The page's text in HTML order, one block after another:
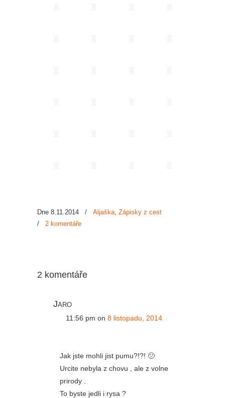
Dne 8.11.2014 / Aljaška, Zápisky z cest
/ 2 komentáře
2 komentáře
Jaro
11:56 pm on 8 listopadu, 2014
Jak jste mohli jist pumu?!?! 🙁
Urcite nebyla z chovu , ale z volne
prirody .
To byste jedli i rysa ?